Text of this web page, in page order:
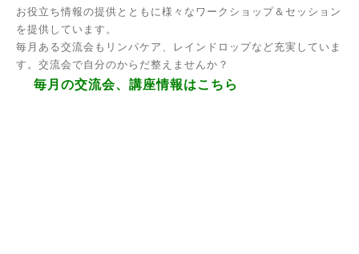
お役立ち情報の提供とともに様々なワークショップ＆セッション
を提供しています。
毎月ある交流会もリンパケア、レインドロップなど充実していま
す。交流会で自分のからだ整えませんか？
毎月の交流会、講座情報はこちら